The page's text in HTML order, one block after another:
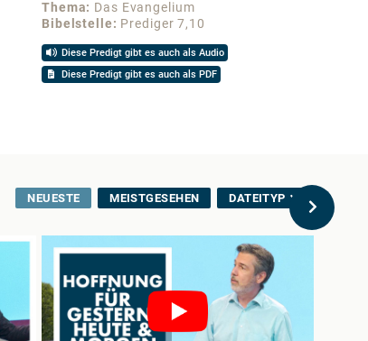
Thema
Das Evangelium
Bibelstelle
Prediger 7,10
Diese Predigt gibt es auch als Audio
Diese Predigt gibt es auch als PDF
NEUESTE MEISTGESEHEN DATEITYP